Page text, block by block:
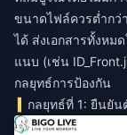
ขนาดไฟล์ควรต่ำกว่
ได้ ส่งเอกสารทั้งหม
แนบ (เช่น
กลยุทธ์การป้องกัน
กลยุทธ์ที่ 1: ยืนยั